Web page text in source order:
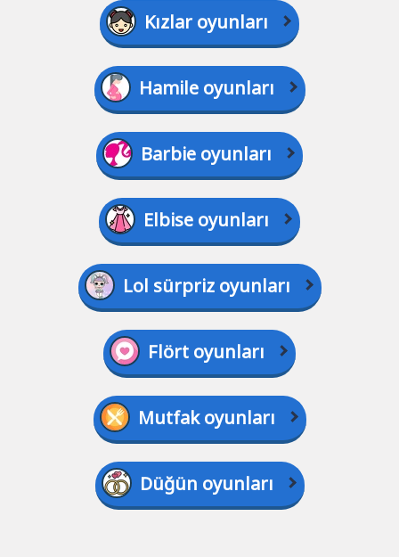
Kızlar oyunları
Hamile oyunları
Barbie oyunları
Elbise oyunları
Lol sürpriz oyunları
Flört oyunları
Mutfak oyunları
Düğün oyunları